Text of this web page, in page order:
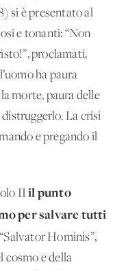
si è presentato al
e tonanti: “Non
proclamati,
ha paura
morte, paura delle
La crisi
e pregando il
IIil punto
per salvare tutti
Hominis”,
cosmo e della